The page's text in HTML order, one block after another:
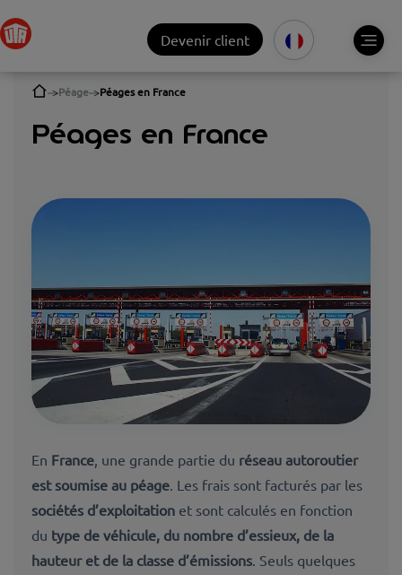
Devenir client
Péage Péages en France
Péages en France
En France, une grande partie du réseau autoroutier
est soumise au péage. Les frais sont facturés par les
sociétés d’exploitation et sont calculés en fonction
du type de véhicule, du nombre d’essieux, de la
hauteur et de la classe d’émissions. Seuls quelques